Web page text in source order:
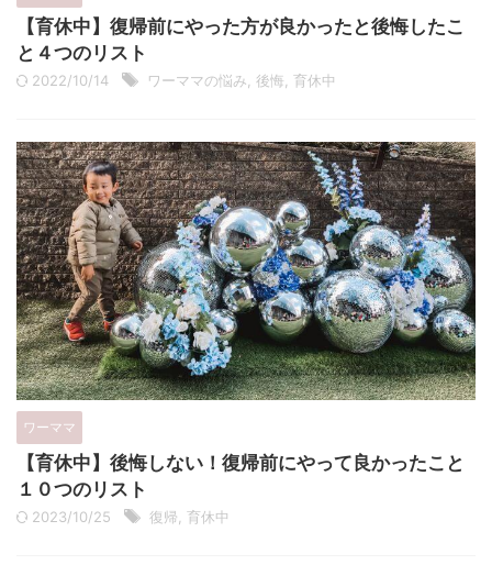
【育休中】復帰前にやった方が良かったと後悔したこ
と４つのリスト
2022/10/14 ワーママの悩み 後悔 育休中
ワーママ
【育休中】後悔しない！復帰前にやって良かったこと
１０つのリスト
2023/10/25 復帰 育休中